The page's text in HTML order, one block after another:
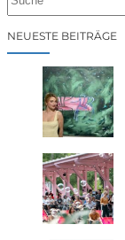
cNEUESTE BEITRÄGE